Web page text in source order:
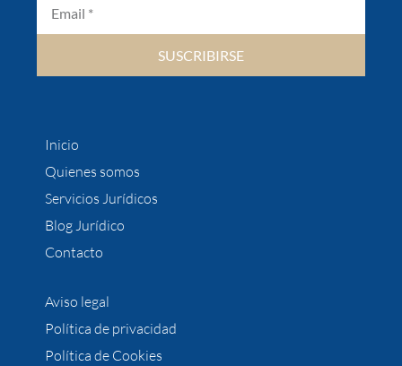
SUSCRIBIRSE
Inicio
Quienes somos
Servicios Jurídicos
Blog Jurídico
Contacto
Aviso legal
Política de privacidad
Política de Cookies